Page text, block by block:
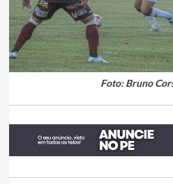
Foto: Bruno